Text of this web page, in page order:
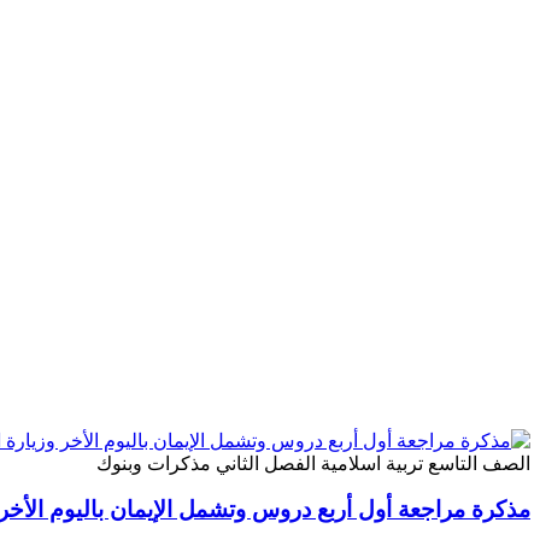
الصف التاسع تربية اسلامية الفصل الثاني مذكرات وبنوك
مذكرة مراجعة أول أربع دروس وتشمل الإيمان باليوم الأخر